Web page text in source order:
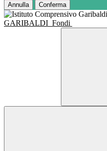
Annulla Conferma
GARIBALDI Fondi